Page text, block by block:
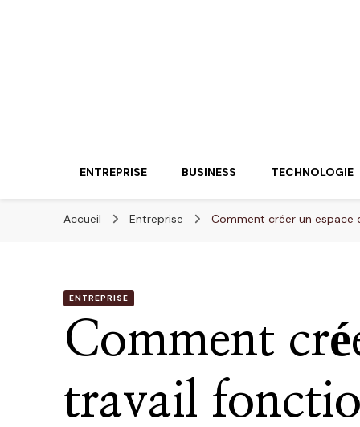
ENTREPRISE BUSINESS TECHNOLOGIE
Accueil Entreprise Comment créer un espace
ENTREPRISE
Comment
travail